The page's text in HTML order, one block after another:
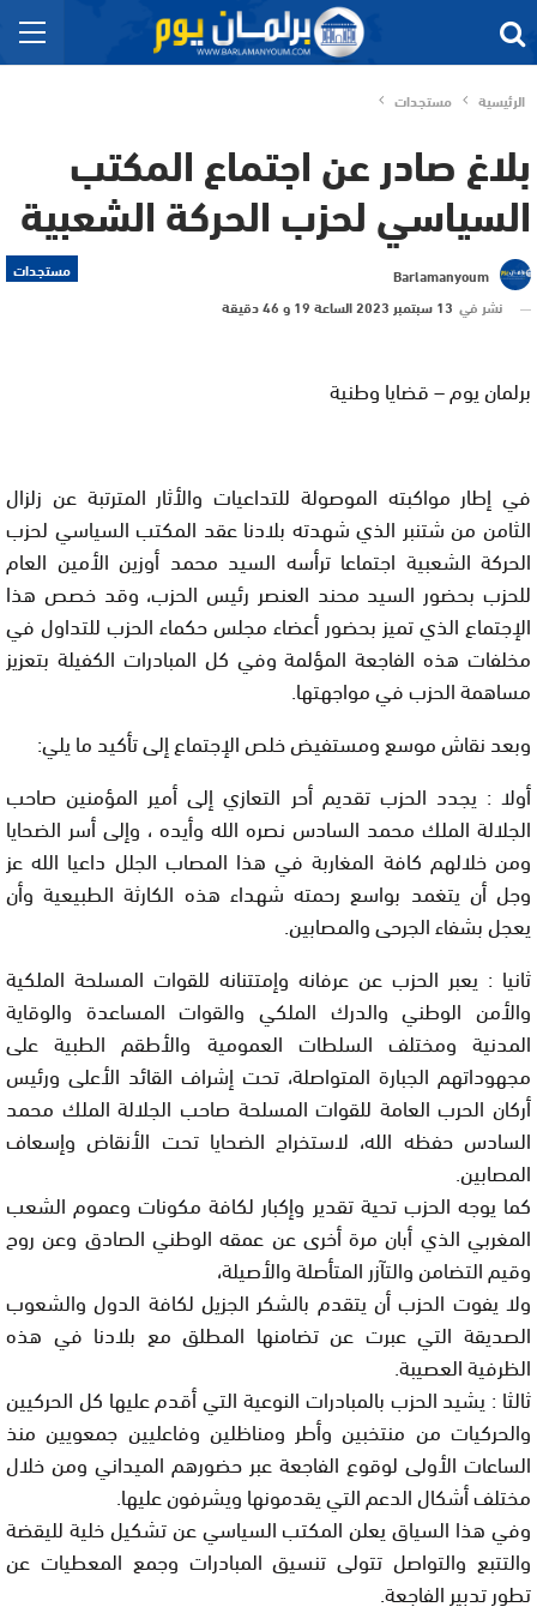
الرئيسية مستجدات
بلاغ صادر عن اجتماع المكتب
السياسي لحزب الحركة الشعبية
مستجدات
Barlamanyoum
نشر في 13 سبتمبر 2023 الساعة 19 و 46 دقيقة
برلمان يوم – قضايا وطنية
في إطار مواكبته الموصولة للتداعيات والأثار المترتبة عن زلزال
الثامن من شتنبر الذي شهدته بلادنا عقد المكتب السياسي لحزب
الحركة الشعبية اجتماعا ترأسه السيد محمد أوزين الأمين العام
للحزب بحضور السيد محند العنصر رئيس الحزب، وقد خصص هذا
الإجتماع الذي تميز بحضور أعضاء مجلس حكماء الحزب للتداول في
مخلفات هذه الفاجعة المؤلمة وفي كل المبادرات الكفيلة بتعزيز
مساهمة الحزب في مواجهتها.
وبعد نقاش موسع ومستفيض خلص الإجتماع إلى تأكيد ما يلي:
أولا : يجدد الحزب تقديم أحر التعازي إلى أمير المؤمنين صاحب
الجلالة الملك محمد السادس نصره الله وأيده ، وإلى أسر الضحايا
ومن خلالهم كافة المغاربة في هذا المصاب الجلل داعيا الله عز
وجل أن يتغمد بواسع رحمته شهداء هذه الكارثة الطبيعية وأن
يعجل بشفاء الجرحى والمصابين.
ثانيا : يعبر الحزب عن عرفانه وإمتتنانه للقوات المسلحة الملكية
والأمن الوطني والدرك الملكي والقوات المساعدة والوقاية
المدنية ومختلف السلطات العمومية والأطقم الطبية على
مجهوداتهم الجبارة المتواصلة، تحت إشراف القائد الأعلى ورئيس
أركان الحرب العامة للقوات المسلحة صاحب الجلالة الملك محمد
السادس حفظه الله، لاستخراج الضحايا تحت الأنقاض وإسعاف
المصابين.
كما يوجه الحزب تحية تقدير وإكبار لكافة مكونات وعموم الشعب
المغربي الذي أبان مرة أخرى عن عمقه الوطني الصادق وعن روح
وقيم التضامن والتآزر المتأصلة والأصيلة،
ولا يفوت الحزب أن يتقدم بالشكر الجزيل لكافة الدول والشعوب
الصديقة التي عبرت عن تضامنها المطلق مع بلادنا في هذه
الظرفية العصيبة.
ثالثا : يشيد الحزب بالمبادرات النوعية التي أقدم عليها كل الحركيين
والحركيات من منتخبين وأطر ومناظلين وفاعليين جمعويين منذ
الساعات الأولى لوقوع الفاجعة عبر حضورهم الميداني ومن خلال
مختلف أشكال الدعم التي يقدمونها ويشرفون عليها.
وفي هذا السياق يعلن المكتب السياسي عن تشكيل خلية لليقضة
والتتبع والتواصل تتولى تنسيق المبادرات وجمع المعطيات عن
تطور تدبير الفاجعة.